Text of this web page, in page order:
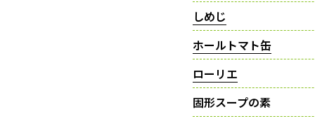
しめじ
ホールトマト缶
ローリエ
固形スープの素